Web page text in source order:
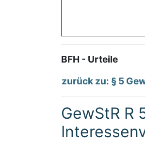
BFH - Urteile
zurück zu: § 5
GewStR R